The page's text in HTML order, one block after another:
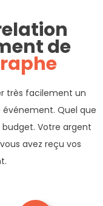
de
très facilement un
Quel que
Votre argent
avez reçu vos